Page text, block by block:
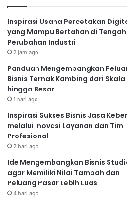
Inspirasi Usaha Percetakan
yang Mampu Bertahan di Tengah
Perubahan Industri
2 jam ago
Panduan Mengembangkan
Bisnis Ternak Kambing dari Skala
hingga Besar
1 hari ago
Inspirasi Sukses Bisnis Jasa
melalui Inovasi Layanan dan Tim
Profesional
2 hari ago
Ide Mengembangkan Bisnis
agar Memiliki Nilai Tambah dan
Peluang Pasar Lebih Luas
4 hari ago